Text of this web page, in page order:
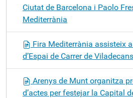
Ciutat de Barcelona i Paolo
Mediterrània
Fira Mediterrània assisteix
d’Espai de Carrer de Viladecans
Arenys de Munt organitza
d’actes per festejar la Capital